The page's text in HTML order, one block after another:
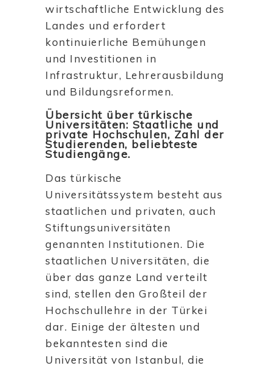
wirtschaftliche Entwicklung des
Landes und erfordert
kontinuierliche Bemühungen
und Investitionen in
Infrastruktur, Lehrerausbildung
und Bildungsreformen.
Übersicht über türkische
Universitäten: Staatliche und
private Hochschulen, Zahl der
Studierenden, beliebteste
Studiengänge.
Das türkische
Universitätssystem besteht aus
staatlichen und privaten, auch
Stiftungsuniversitäten
genannten Institutionen. Die
staatlichen Universitäten, die
über das ganze Land verteilt
sind, stellen den Großteil der
Hochschullehre in der Türkei
dar. Einige der ältesten und
bekanntesten sind die
Universität von Istanbul, die